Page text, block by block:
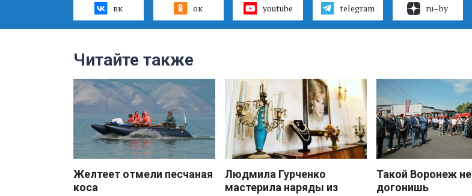
вк ок youtube telegram ru–by
Читайте также
Желтеет отмели песчаная
коса
Людмила Гурченко
мастерила наряды из
Такой Воронеж не
догонишь